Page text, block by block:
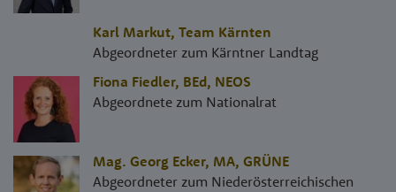
Karl Markut, Team Kärnten
Abgeordneter zum Kärntner Landtag
Fiona Fiedler, BEd, NEOS
Abgeordnete zum Nationalrat
Mag. Georg Ecker, MA, GRÜNE
Abgeordneter zum Niederösterreichischen